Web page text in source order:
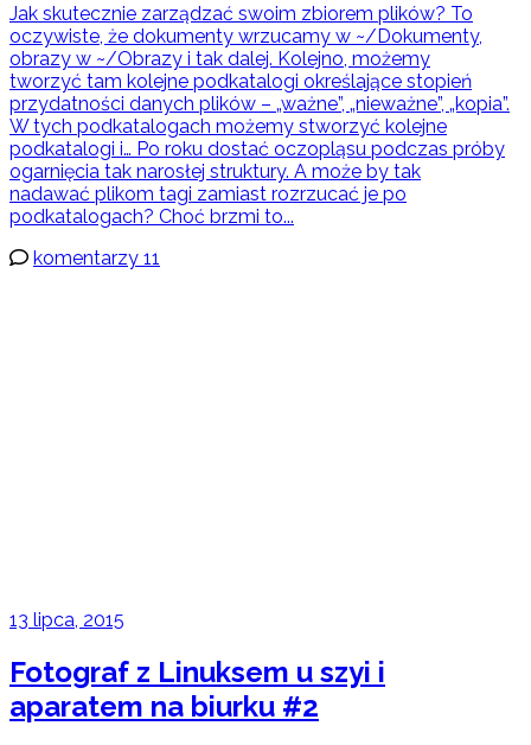
Jak skutecznie zarządzać swoim zbiorem plików? To
oczywiste, że dokumenty wrzucamy w ~/Dokumenty,
obrazy w ~/Obrazy i tak dalej. Kolejno, możemy
tworzyć tam kolejne podkatalogi określające stopień
przydatności danych plików – „ważne”, „nieważne”, „kopia”.
W tych podkatalogach możemy stworzyć kolejne
podkatalogi i… Po roku dostać oczopląsu podczas próby
ogarnięcia tak narosłej struktury. A może by tak
nadawać plikom tagi zamiast rozrzucać je po
podkatalogach? Choć brzmi to...
komentarzy 11
13 lipca, 2015
Fotograf z Linuksem u szyi i
aparatem na biurku #2